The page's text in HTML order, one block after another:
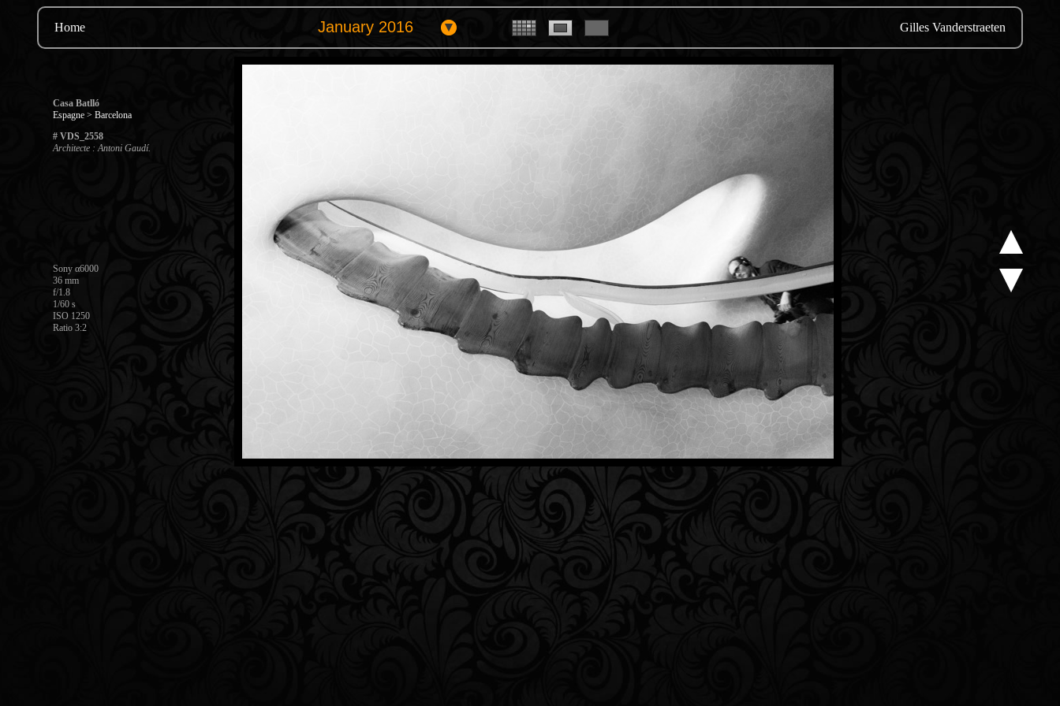
Home Gilles Vanderstraeten
Casa Batlló
Espagne > Barcelona
# VDS_2558
Architecte : Antoni Gaudí.
Sony α6000
36 mm
f/1.8
1/60 s
ISO 1250
Ratio 3:2